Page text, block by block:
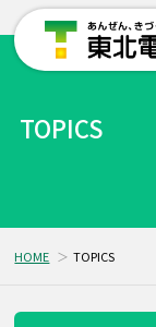
TOPICS
HOME TOPICS